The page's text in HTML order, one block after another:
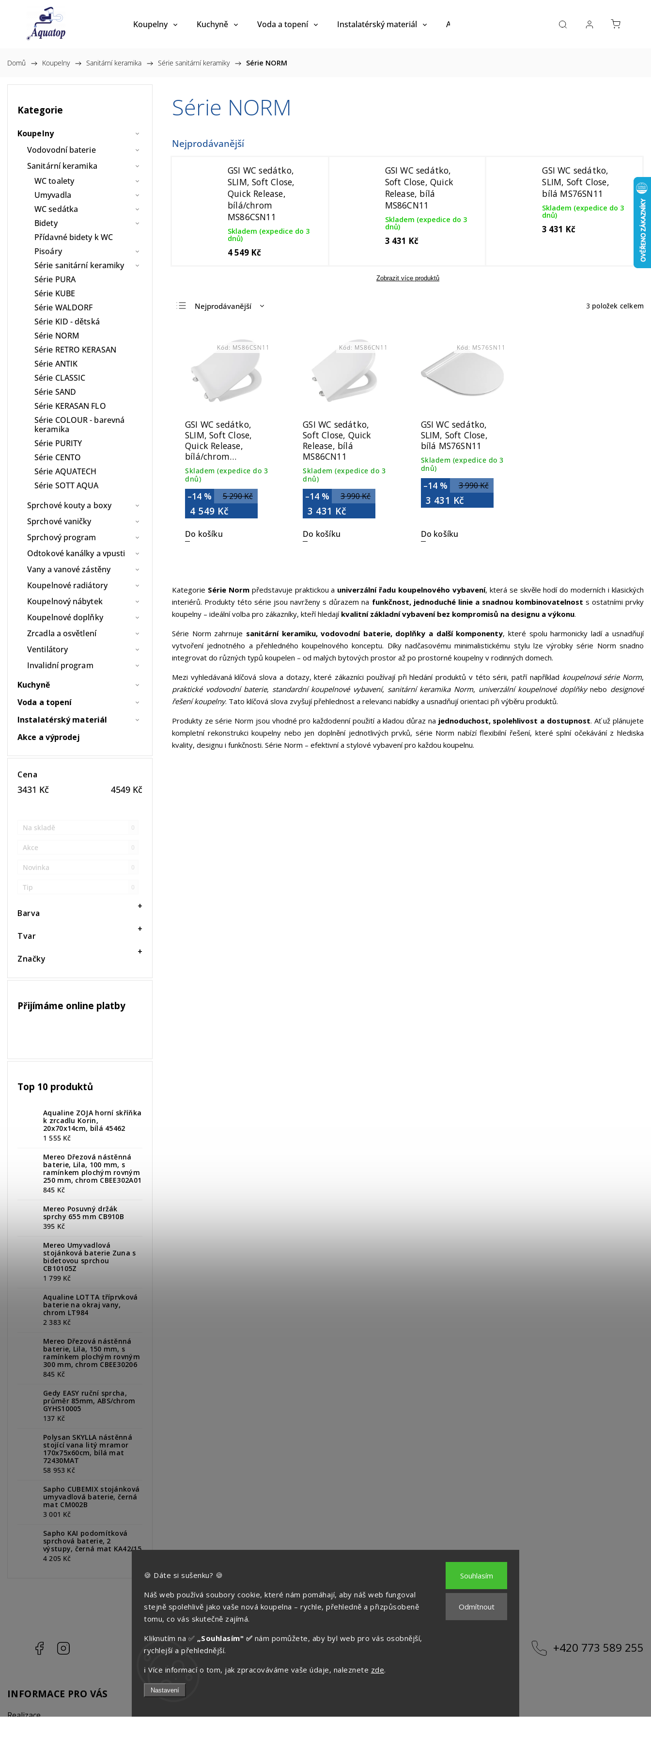
🍪 Dáte si sušenku? 🍪
Náš web používá soubory cookie, které nám pomáhají, aby náš web fungoval
stejně spolehlivě jako vaše nová koupelna – rychle, přehledně a přizpůsobeně
tomu, co vás skutečně zajímá.
Kliknutím na ✅ „Souhlasím" ✅ nám pomůžete, aby byl web pro vás osobnější,
rychlejší a přehlednější.
ℹ️ Více informací o tom, jak zpracováváme vaše údaje, naleznete zde.
Nastavení
Odmítnout
Souhlasím
Koupelny Kuchyně Voda a topení Instalatérský materiál Akce a výprodej Návrh koupelny Reference
Domů / Koupelny / Sanitární keramika / Série sanitární keramiky / Série NORM
Kategorie
Koupelny
Vodovodní baterie
Sanitární keramika
WC toalety
Umyvadla
WC sedátka
Bidety
Přídavné bidety k WC
Pisoáry
Série sanitární keramiky
Série PURA
Série KUBE
Série WALDORF
Série KID - dětská
Série NORM
Série RETRO KERASAN
Série ANTIK
Série CLASSIC
Série SAND
Série KERASAN FLO
Série COLOUR - barevná
keramika
Série PURITY
Série CENTO
Série AQUATECH
Série SOTT AQUA
Sprchové kouty a boxy
Sprchové vaničky
Sprchový program
Odtokové kanálky a vpusti
Vany a vanové zástěny
Koupelnové radiátory
Koupelnový nábytek
Koupelnové doplňky
Zrcadla a osvětlení
Ventilátory
Invalidní program
Kuchyně
Voda a topení
Instalatérský materiál
Akce a výprodej
Cena
3431 Kč 4549 Kč
Na skladě 0
Akce 0
Novinka 0
Tip 0
Značky
Barva
Tvar
Přijímáme online platby
Top 10 produktů
Aqualine ZOJA horní skříňka
k zrcadlu Korin,
20x70x14cm, bílá 45462
1 555 Kč
Mereo Dřezová nástěnná
baterie, Lila, 100 mm, s
ramínkem plochým rovným
250 mm, chrom CBEE302A01
845 Kč
Mereo Posuvný držák
sprchy 655 mm CB910B
395 Kč
Mereo Umyvadlová
stojánková baterie Zuna s
bidetovou sprchou
CB10105Z
1 799 Kč
Aqualine LOTTA tříprvková
baterie na okraj vany,
chrom LT984
2 383 Kč
Mereo Dřezová nástěnná
baterie, Lila, 150 mm, s
ramínkem plochým rovným
300 mm, chrom CBEE30206
845 Kč
Gedy EASY ruční sprcha,
průměr 85mm, ABS/chrom
GYHS10005
137 Kč
Polysan SKYLLA nástěnná
stojící vana litý mramor
170x75x60cm, bílá mat
72430MAT
58 953 Kč
Sapho CUBEMIX stojánková
umyvadlová baterie, černá
mat CM002B
3 001 Kč
Sapho KAI podomítková
sprchová baterie, 2
výstupy, černá mat KA42/15
4 205 Kč
Série NORM
Nejprodávanější
GSI WC sedátko,
SLIM, Soft Close,
Quick Release,
bílá/chrom
MS86CSN11
Skladem (expedice do 3
dnů)
4 549 Kč
GSI WC sedátko,
Soft Close, Quick
Release, bílá
MS86CN11
Skladem (expedice do 3
dnů)
3 431 Kč
GSI WC sedátko,
SLIM, Soft Close,
bílá MS76SN11
Skladem (expedice do 3
dnů)
3 431 Kč
Zobrazit více produktů
Nejprodávanější
Abecedně
3 položek celkem
GSI WC sedátko,
SLIM, Soft Close,
Quick Release,
bílá/chrom
MS86CSN11
Skladem (expedice do 3
dnů)
5 290 Kč
–14 %
4 549 Kč
Do košíku
Kód: MS86CSN11
GSI WC sedátko,
Soft Close, Quick
Release, bílá
MS86CN11
Skladem (expedice do 3
dnů)
3 990 Kč
–14 %
3 431 Kč
Do košíku
Kód: MS86CN11
GSI WC sedátko,
SLIM, Soft Close,
bílá MS76SN11
Skladem (expedice do 3
dnů)
3 990 Kč
–14 %
3 431 Kč
Do košíku
Kód: MS76SN11
Kategorie Série Normpředstavuje praktickou a univerzální řadu koupelnového vybavení, která se skvěle hodí do moderních i klasických
interiérů. Produkty této série jsou navrženy s důrazem na funkčnost, jednoduché linie a snadnou kombinovatelnost s ostatními prvky
koupelny – ideální volba pro zákazníky, kteří hledají kvalitní základní vybavení bez kompromisů na designu a výkonu.
Série Norm zahrnuje sanitární keramiku, vodovodní baterie, doplňky a další komponenty, které spolu harmonicky ladí a usnadňují
vytvoření jednotného a přehledného koupelnového konceptu. Díky nadčasovému minimalistickému stylu lze výrobky série Norm snadno
integrovat do různých typů koupelen – od malých bytových prostor až po prostorné koupelny v rodinných domech.
Mezi vyhledávaná klíčová slova a dotazy, které zákazníci používají při hledání produktů v této sérii, patří například koupelnová série Norm,
praktické vodovodní baterie, standardní koupelnové vybavení, sanitární keramika Norm, univerzální koupelnové doplňkynebo designové
řešení koupelny. Tato klíčová slova zvyšují přehlednost a relevanci nabídky a usnadňují orientaci při výběru produktů.
Produkty ze série Norm jsou vhodné pro každodenní použití a kladou důraz na jednoduchost, spolehlivost a dostupnost. Ať už plánujete
kompletní rekonstrukci koupelny nebo jen doplnění jednotlivých prvků, série Norm nabízí flexibilní řešení, které splní očekávání z hlediska
kvality, designu i funkčnosti. Série Norm – efektivní a stylové vybavení pro každou koupelnu.
Facebook aquatop-rakovnik.cz +420 773 589 255
INFORMACE PRO VÁS
Realizace
KONTAKT
Aquatop s.r.o
Havlíčkova 383,